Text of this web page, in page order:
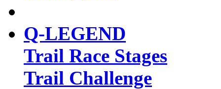
Q-LEGEND
Trail Race Stages
Trail Challenge